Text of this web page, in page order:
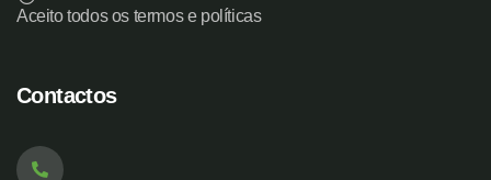
Aceito todos os termos e políticas
Contactos